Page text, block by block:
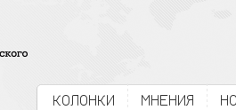
КОЛОНКИ МНЕНИЯ